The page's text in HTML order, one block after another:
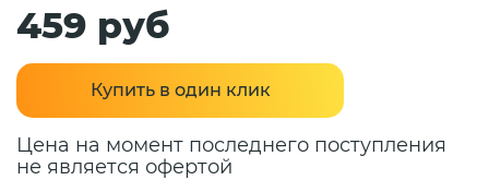
459 руб
Купить в один клик
Цена на момент последнего поступления
не является офертой